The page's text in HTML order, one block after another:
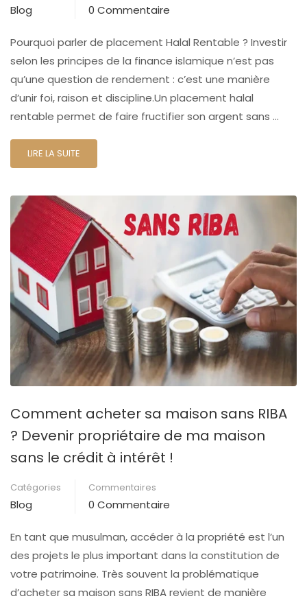
Blog 0 Commentaire
Pourquoi parler de placement Halal Rentable ? Investir
selon les principes de la finance islamique n’est pas
qu’une question de rendement : c’est une manière
d’unir foi, raison et discipline.Un placement halal
rentable permet de faire fructifier son argent sans …
LIRE LA SUITE
Comment acheter sa maison sans RIBA
? Devenir propriétaire de ma maison
sans le crédit à intérêt !
Catégories
Blog
Commentaires
0 Commentaire
En tant que musulman, accéder à la propriété est l’un
des projets le plus important dans la constitution de
votre patrimoine. Très souvent la problématique
d’acheter sa maison sans RIBA revient de manière